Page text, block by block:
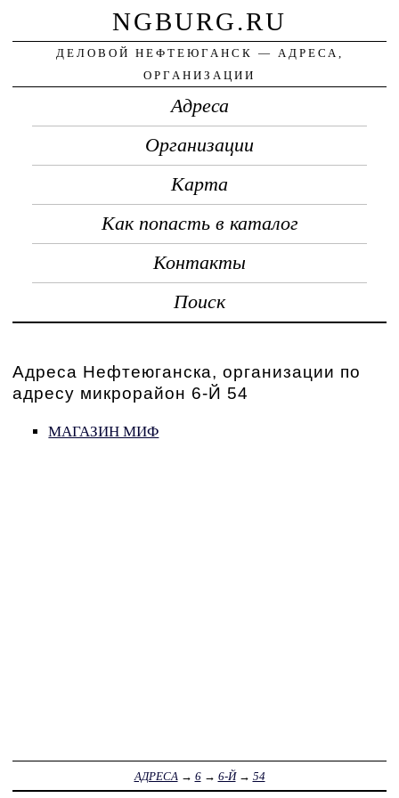
NGBURG.RU
ДЕЛОВОЙ НЕФТЕЮГАНСК — АДРЕСА,
ОРГАНИЗАЦИИ
Адреса
Организации
Карта
Как попасть в каталог
Контакты
Поиск
Адреса Нефтеюганска, организации по
адресу микрорайон 6-Й 54
МАГАЗИН МИФ
АДРЕСА → 6→ 6-Й→ 54